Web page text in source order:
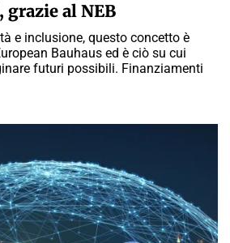
al NEB
e inclusione, questo concetto è
Bauhaus ed è ciò su cui
futuri possibili. Finanziamenti